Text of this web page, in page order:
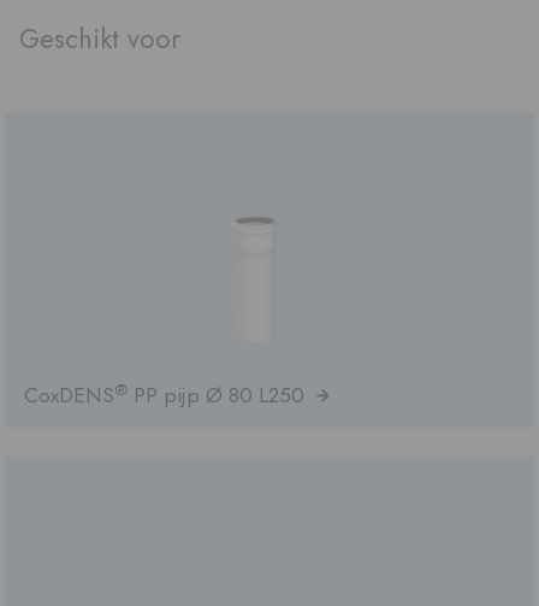
Geschikt voor
CoxDENS® PP pijp Ø 80 L250